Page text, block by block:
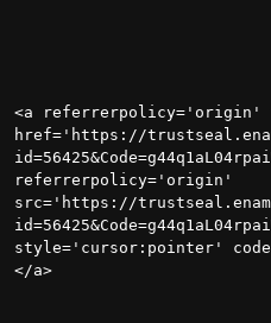
<a referrerpolicy='origin'
href='https://
referrerpolicy='origin'
src='https://
style='cursor:pointer'
</a>